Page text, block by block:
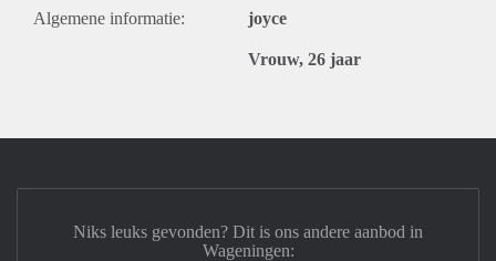
Algemene informatie: joyce
Vrouw, 26 jaar
Niks leuks gevonden? Dit is ons andere aanbod in
Wageningen: